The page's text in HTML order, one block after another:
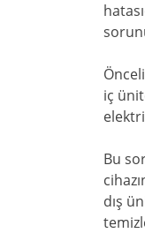
iç
Bu
dış